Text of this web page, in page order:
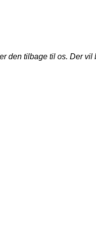
den tilbage til os. Der